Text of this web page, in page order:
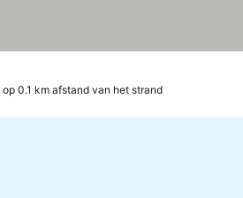
op 0.1 km afstand van het strand